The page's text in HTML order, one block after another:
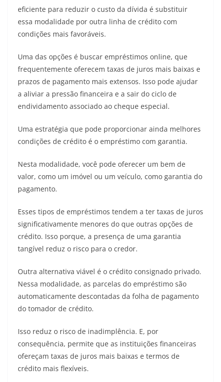
eficiente para reduzir o custo da dívida é substituir
essa modalidade por outra linha de crédito com
condições mais favoráveis.
Uma das opções é buscar empréstimos online, que
frequentemente oferecem taxas de juros mais baixas e
prazos de pagamento mais extensos. Isso pode ajudar
a aliviar a pressão financeira e a sair do ciclo de
endividamento associado ao cheque especial.
Uma estratégia que pode proporcionar ainda melhores
condições de crédito é o empréstimo com garantia.
Nesta modalidade, você pode oferecer um bem de
valor, como um imóvel ou um veículo, como garantia do
pagamento.
Esses tipos de empréstimos tendem a ter taxas de juros
significativamente menores do que outras opções de
crédito. Isso porque, a presença de uma garantia
tangível reduz o risco para o credor.
Outra alternativa viável é o crédito consignado privado.
Nessa modalidade, as parcelas do empréstimo são
automaticamente descontadas da folha de pagamento
do tomador de crédito.
Isso reduz o risco de inadimplência. E, por
consequência, permite que as instituições financeiras
ofereçam taxas de juros mais baixas e termos de
crédito mais flexíveis.